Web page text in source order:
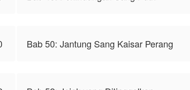
Bab 50: Jantung Sang Kaisar Perang